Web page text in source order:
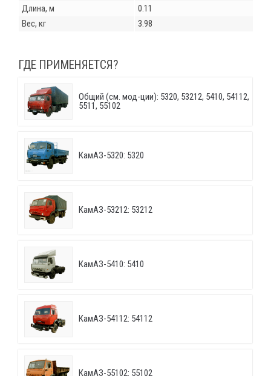
Длина, м
0.11
Вес, кг
3.98
ГДЕ ПРИМЕНЯЕТСЯ?
Общий (см. мод-ции): 5320, 53212, 5410, 54112,
5511, 55102
КамАЗ-5320: 5320
КамАЗ-53212: 53212
КамАЗ-5410: 5410
КамАЗ-54112: 54112
КамАЗ-55102: 55102